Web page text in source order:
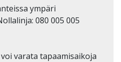
ympäri
080 005 005
varata tapaamisaikoja